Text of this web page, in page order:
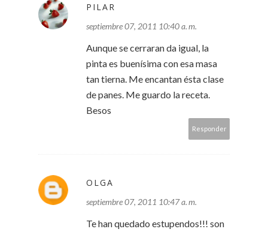
PILAR
septiembre 07, 2011 10:40 a. m.
Aunque se cerraran da igual, la
pinta es buenísima con esa masa
tan tierna. Me encantan ésta clase
de panes. Me guardo la receta.
Besos
Responder
OLGA
septiembre 07, 2011 10:47 a. m.
Te han quedado estupendos!!! son